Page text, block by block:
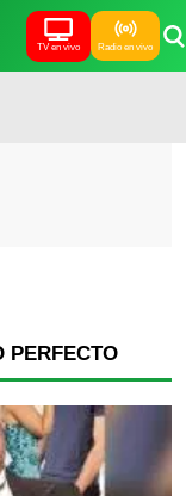
TV en vivo Radio en vivo
PERFECTO